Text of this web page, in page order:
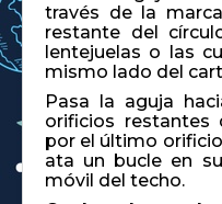
través de la
restante del
lentejuelas o las
mismo lado del
Pasa la aguja
orificios
por el último
ata un bucle en
móvil del techo.